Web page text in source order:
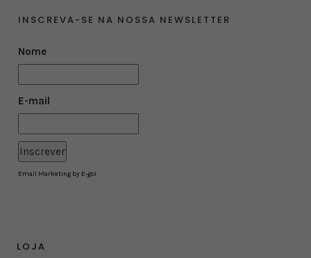
INSCREVA-SE NA NOSSA NEWSLETTER
Nome
E-mail
Email Marketing by E-goi
LOJA